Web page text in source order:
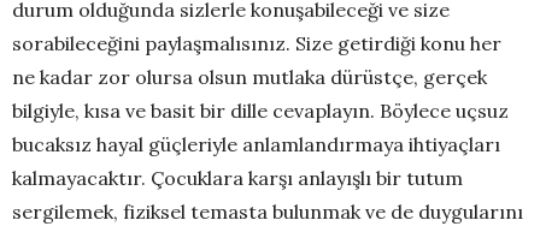
durum olduğunda sizlerle konuşabileceği ve size
sorabileceğini paylaşmalısınız. Size getirdiği konu her
ne kadar zor olursa olsun mutlaka dürüstçe, gerçek
bilgiyle, kısa ve basit bir dille cevaplayın. Böylece uçsuz
bucaksız hayal güçleriyle anlamlandırmaya ihtiyaçları
kalmayacaktır. Çocuklara karşı anlayışlı bir tutum
sergilemek, fiziksel temasta bulunmak ve de duygularını